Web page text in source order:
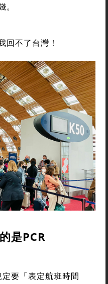
回不了台灣！
是PCR
要「表定航班時間